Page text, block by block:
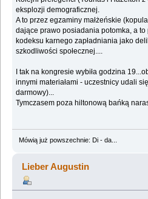
eksplozji demograficznej.
A to przez egzaminy małżeńskie
dające prawo posiadania potomka, a
kodeksu karnego zapładniania jako
szkodliwości społecznej....
I tak na kongresie wybiła godzina
innymi materiałami - uczestnicy udali
darmowy)...
Tymczasem poza hiltonową bańką
Mówią już powszechnie: Di - da...
Lieber Augustin